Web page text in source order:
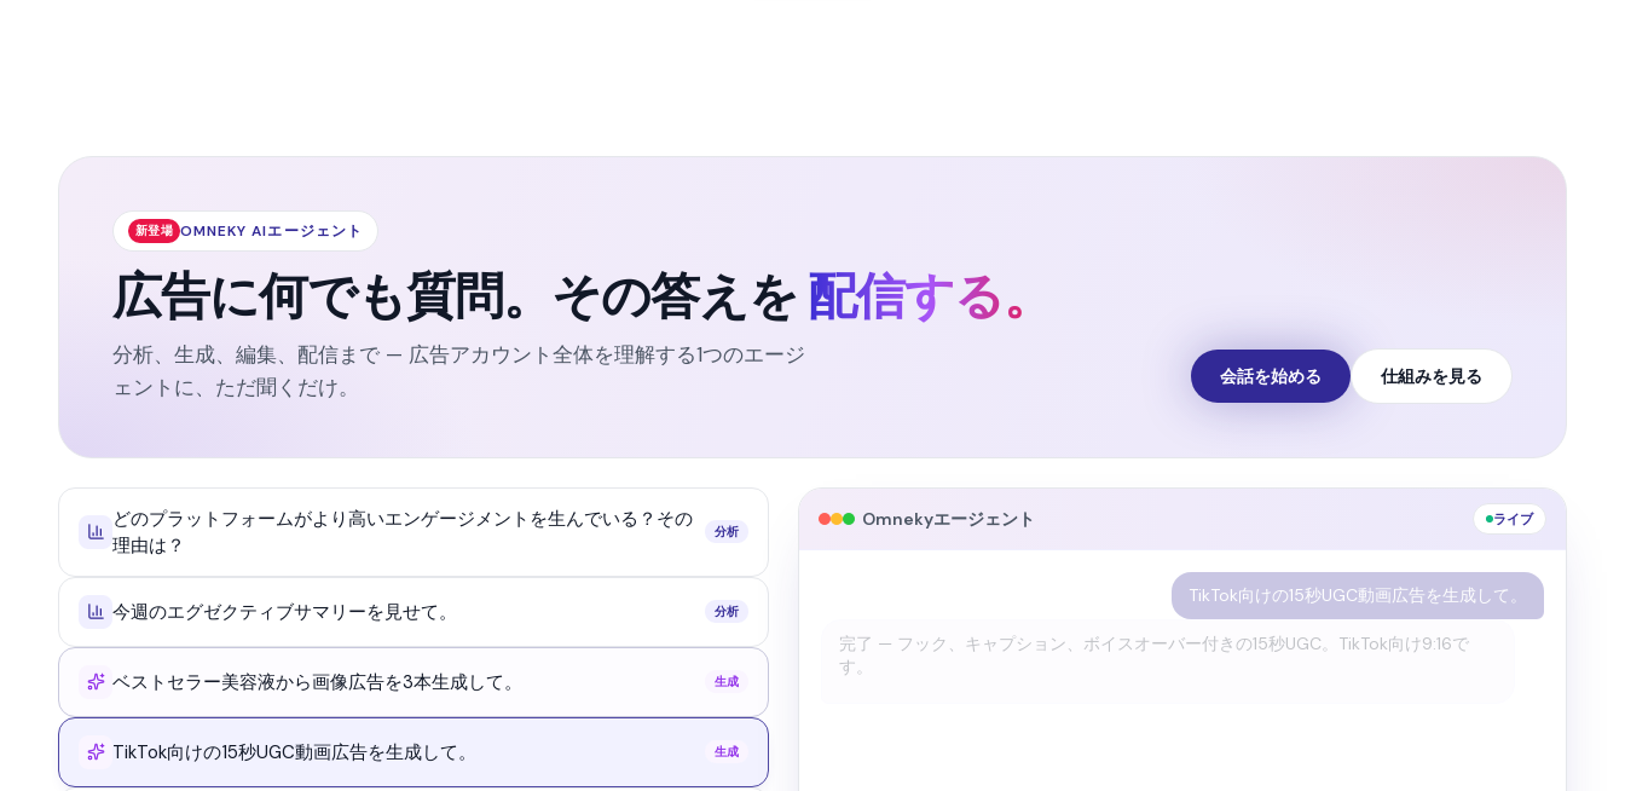
新登場 OMNEKY AIエージェント
広告に何でも質問。その答えを配信する。
分析、生成、編集、配信まで — 広告アカウント全体を理解する1つのエージ
ェントに、ただ聞くだけ。
会話を始める 仕組みを見る
どのプラットフォームがより高いエンゲージメントを生んでいる？その
理由は？
分析
今週のエグゼクティブサマリーを見せて。 分析
ベストセラー美容液から画像広告を3本生成して。 生成
TikTok向けの15秒UGC動画広告を生成して。 生成
Omnekyエージェント ライブ
この広告をもっとムーディーでシネマティックにして。
暖かいコントラスト、柔らかい光、シネマティックなクロップで再調整しました。ビ
フォーアフターです。